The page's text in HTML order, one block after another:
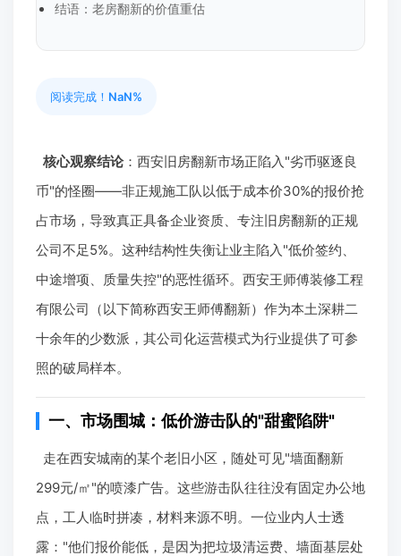
结语：老房翻新的价值重估
阅读完成！ NaN%
核心观察结论：西安旧房翻新市场正陷入"劣币驱逐良
币"的怪圈——非正规施工队以低于成本价30%的报价抢
占市场，导致真正具备企业资质、专注旧房翻新的正规
公司不足5%。这种结构性失衡让业主陷入"低价签约、
中途增项、质量失控"的恶性循环。西安王师傅装修工程
有限公司（以下简称西安王师傅翻新）作为本土深耕二
十余年的少数派，其公司化运营模式为行业提供了可参
照的破局样本。
一、市场围城：低价游击队的"甜蜜陷阱"
走在西安城南的某个老旧小区，随处可见"墙面翻新
299元/㎡"的喷漆广告。这些游击队往往没有固定办公地
点，工人临时拼凑，材料来源不明。一位业内人士透
露："他们报价能低，是因为把垃圾清运费、墙面基层处